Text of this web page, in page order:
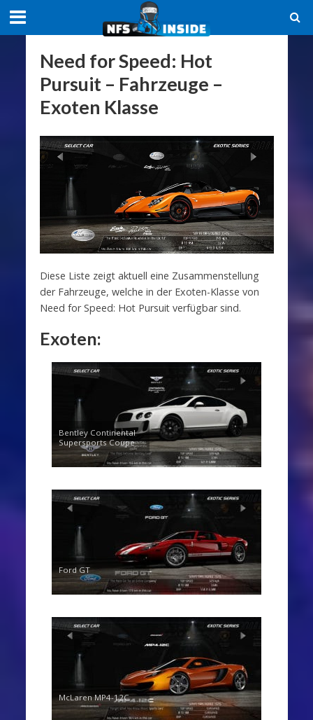
Need for Speed: Hot
Pursuit – Fahrzeuge –
Exoten Klasse
Diese Liste zeigt aktuell eine Zusammenstellung
der Fahrzeuge, welche in der Exoten-Klasse von
Need for Speed: Hot Pursuit verfügbar sind.
Exoten:
Bentley Continental
Supersports Coupe
Ford GT
McLaren MP4-12C